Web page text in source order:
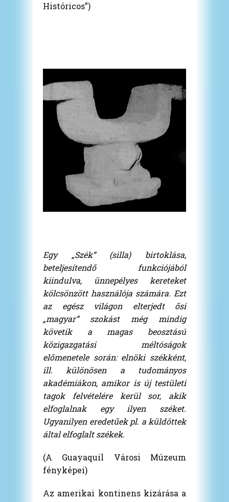
Históricos”)
Egy „Szék” (silla) birtoklása,
beteljesítendő funkciójából
kiindulva, ünnepélyes kereteket
kölcsönzött használója számára. Ezt
az egész világon elterjedt ősi
„magyar” szokást még mindig
követik a magas beosztású
közigazgatási méltóságok
előmenetele során: elnöki székként,
ill. különösen a tudományos
akadémiákon, amikor is új testületi
tagok felvételére kerül sor, akik
elfoglalnak egy ilyen széket.
Ugyanilyen eredetűek pl. a küldöttek
által elfoglalt székek.
(A Guayaquil Városi Múzeum
fényképei)
Az amerikai kontinens kizárása a